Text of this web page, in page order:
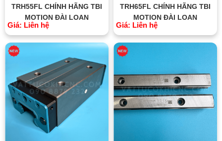
TRH55FL CHÍNH HÃNG TBI
MOTION ĐÀI LOAN
Giá: Liên hệ
TRH65FL CHÍNH HÃNG TBI
MOTION ĐÀI LOAN
Giá: Liên hệ